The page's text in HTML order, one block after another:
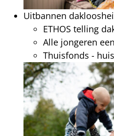
Uitbannen
ETHOS telling
Alle jongeren
Thuisfonds -